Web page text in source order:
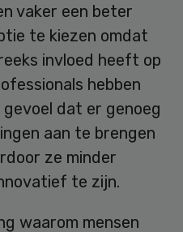
vaker een beter
te kiezen omdat
invloed heeft op
hebben
dat er genoeg
aan te brengen
ze minder
te zijn.
waarom mensen